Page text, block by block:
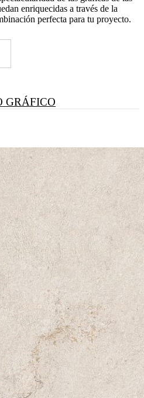
enriquecidas a través de la
perfecta para tu proyecto.
GRÁFICO